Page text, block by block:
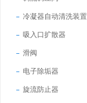
冷凝器自动清洗装置
吸入口扩散器
滑阀
电子除垢器
旋流防止器